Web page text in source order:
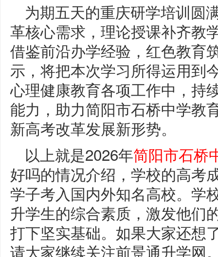
为期五天的重庆研学培训圆
革核心需求，理论授课补齐教
借鉴前沿办学经验，红色教育
示，将把本次学习所得运用到
心理健康教育各项工作中，持
能力，助力简阳市石桥中学教
新高考改革发展新形势。
以上就是2026年简阳市石桥
好吗的情况介绍，学校的高考
学子考入国内外知名高校。学
升学生的综合素质，激发他们
打下坚实基础。如果大家还想
请大家继续关注前景通升学网